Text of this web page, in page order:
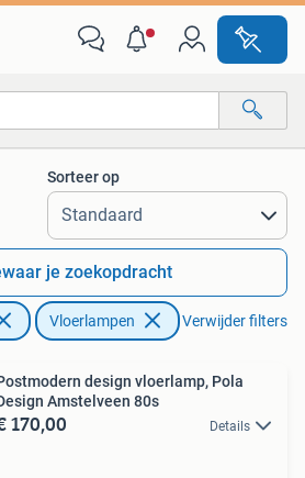
Alle afstanden…
Sorteer op
je zoekopdracht
Vloerlampen Verwijder filters
design vloerlamp, Pola
Amstelveen 80s
170,00 Details